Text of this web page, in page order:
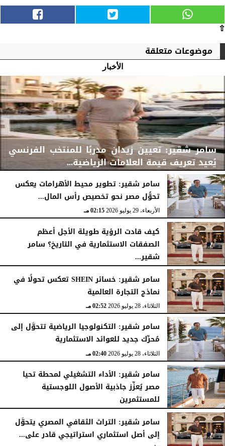
⇧
موضوعات متعلقة
الأخبار
سامر شقير: تعيين زيدان مدربًا للمنتخب الفرنسي
يُعيد تعريف قيمة العلامات الرياضية...
الأربعاء، 29 يوليو 2026 02:25 مـ
سامر شقير: تطوير محيط الأهرامات يعكس
تحوُّل مصر نحو تخصيص رأس المال...
الأربعاء، 29 يوليو 2026 02:15 مـ
كيف قادت الرؤية طويلة الأجل أعظم
الصفقات الاستثمارية في التاريخ؟ سامر
شقير...
الثلاثاء، 28 يوليو 2026 03:49 مـ
سامر شقير: خسائر SHEIN تعكس تحولًا في
نماذج التجارة العالمية
الثلاثاء، 28 يوليو 2026 02:52 مـ
سامر شقير: التكنولوجيا الرياضية تتحوَّل إلى
مُحرِّك جديد للعوائد الاستثمارية
الثلاثاء، 28 يوليو 2026 02:40 مـ
سامر شقير: الأداء التشغيلي لمحطة تحيا
مصر يُعزِّز جاذبية الأصول اللوجستية
للمستثمرين
الأحد، 26 يوليو 2026 07:27 مـ
سامر شقير: التراث الثقافي المصري يتحوَّل
إلى أصل استثماري استراتيجي قادر على...